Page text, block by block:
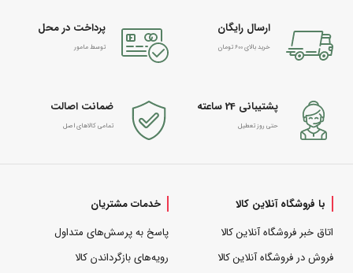
ارسال رایگان
خرید بالای 600 تومان
پرداخت در محل
توسط مامور
پشتیبانی 24 ساعته
حتی روز تعطیل
ضمانت اصالت
تمامی کالاهای اصل
با فروشگاه آنلاین کالا
اتاق خبر فروشگاه آنلاین کالا
فروش در فروشگاه آنلاین کالا
خدمات مشتریان
پاسخ به پرسش‌های متداول
رویه‌های بازگرداندن کالا